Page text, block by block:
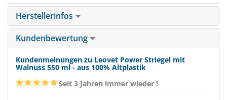
Herstellerinfos
Kundenbewertung
Kundenmeinungen zu Leovet Power Striegel mit
Walnuss 550 ml - aus 100% Altplastik
Seit 3 Jahren immer wieder !